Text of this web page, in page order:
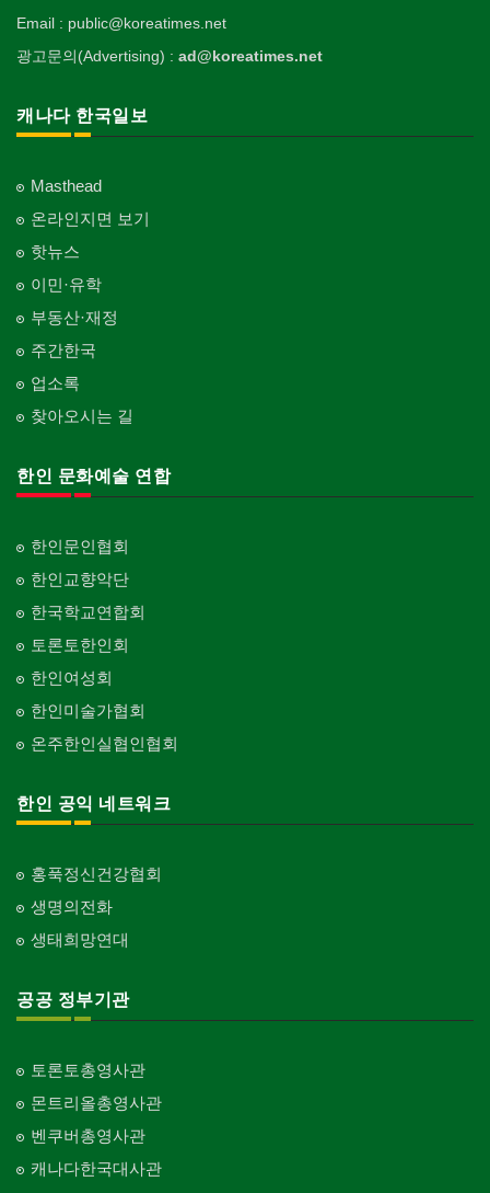
Email : public@koreatimes.net
광고문의(Advertising) : ad@koreatimes.net
캐나다 한국일보
Masthead
온라인지면 보기
핫뉴스
이민·유학
부동산·재정
주간한국
업소록
찾아오시는 길
한인 문화예술 연합
한인문인협회
한인교향악단
한국학교연합회
토론토한인회
한인여성회
한인미술가협회
온주한인실협인협회
한인 공익 네트워크
홍푹정신건강협회
생명의전화
생태희망연대
공공 정부기관
토론토총영사관
몬트리올총영사관
벤쿠버총영사관
캐나다한국대사관